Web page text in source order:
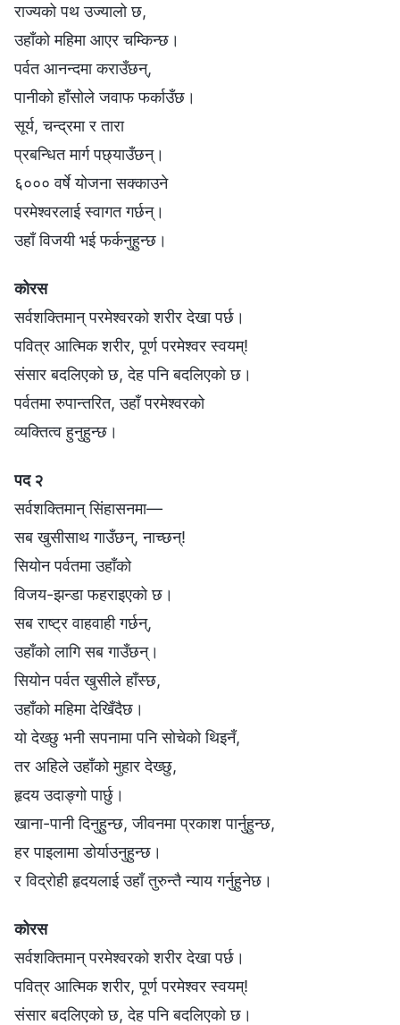
राज्यको पथ उज्यालो छ,
उहाँको महिमा आएर चम्किन्छ।
पर्वत आनन्दमा कराउँछन्,
पानीको हाँसोले जवाफ फर्काउँछ।
सूर्य, चन्द्रमा र तारा
प्रबन्धित मार्ग पछ्याउँछन्।
६००० वर्षे योजना सक्काउने
परमेश्‍वरलाई स्वागत गर्छन्।
उहाँ विजयी भई फर्कनुहुन्छ।
कोरस
सर्वशक्तिमान् परमेश्‍वरको शरीर देखा पर्छ।
पवित्र आत्मिक शरीर, पूर्ण परमेश्‍वर स्वयम्!
संसार बदलिएको छ, देह पनि बदलिएको छ।
पर्वतमा रुपान्तरित, उहाँ परमेश्‍वरको
व्यक्तित्व हुनुहुन्छ।
पद २
सर्वशक्तिमान् सिंहासनमा—
सब खुसीसाथ गाउँछन्, नाच्छन्!
सियोन पर्वतमा उहाँको
विजय-झन्डा फहराइएको छ।
सब राष्ट्र वाहवाही गर्छन्,
उहाँको लागि सब गाउँछन्।
सियोन पर्वत खुसीले हाँस्छ,
उहाँको महिमा देखिँदैछ।
यो देख्छु भनी सपनामा पनि सोचेको थिइनँ,
तर अहिले उहाँको मुहार देख्छु,
हृदय उदाङ्गो पार्छु।
खाना-पानी दिनुहुन्छ, जीवनमा प्रकाश पार्नुहुन्छ,
हर पाइलामा डोर्याउनुहुन्छ।
र विद्रोही हृदयलाई उहाँ तुरुन्तै न्याय गर्नुहुनेछ।
कोरस
सर्वशक्तिमान् परमेश्‍वरको शरीर देखा पर्छ।
पवित्र आत्मिक शरीर, पूर्ण परमेश्‍वर स्वयम्!
संसार बदलिएको छ, देह पनि बदलिएको छ।